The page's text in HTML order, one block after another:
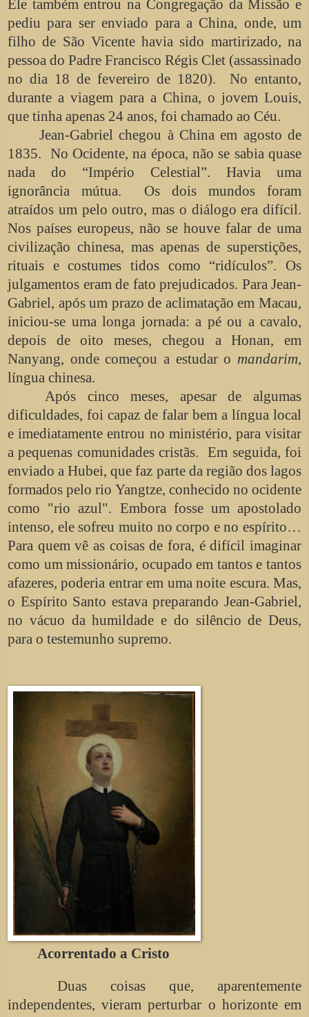
Ele também entrou na Congregação da Missão e
pediu para ser enviado para a China, onde, um
filho de São Vicente havia sido martirizado, na
pessoa do Padre Francisco Régis Clet (assassinado
no dia 18 de fevereiro de 1820). No entanto,
durante a viagem para a China, o jovem Louis,
que tinha apenas 24 anos, foi chamado ao Céu.
Jean-Gabriel chegou à China em agosto de
1835. No Ocidente, na época, não se sabia quase
nada do “Império Celestial”. Havia uma
ignorância mútua. Os dois mundos foram
atraídos um pelo outro, mas o diálogo era difícil.
Nos países europeus, não se houve falar de uma
civilização chinesa, mas apenas de superstições,
rituais e costumes tidos como “ridículos”. Os
julgamentos eram de fato prejudicados. Para Jean-
Gabriel, após um prazo de aclimatação em Macau,
iniciou-se uma longa jornada: a pé ou a cavalo,
depois de oito meses, chegou a Honan, em
Nanyang, onde começou a estudar o mandarim,
língua chinesa.
Após cinco meses, apesar de algumas
dificuldades, foi capaz de falar bem a língua local
e imediatamente entrou no ministério, para visitar
a pequenas comunidades cristãs. Em seguida, foi
enviado a Hubei, que faz parte da região dos lagos
formados pelo rio Yangtze, conhecido no ocidente
como "rio azul". Embora fosse um apostolado
intenso, ele sofreu muito no corpo e no espírito…
Para quem vê as coisas de fora, é difícil imaginar
como um missionário, ocupado em tantos e tantos
afazeres, poderia entrar em uma noite escura. Mas,
o Espírito Santo estava preparando Jean-Gabriel,
no vácuo da humildade e do silêncio de Deus,
para o testemunho supremo.
Acorrentado a Cristo
Duas coisas que, aparentemente
independentes, vieram perturbar o horizonte em